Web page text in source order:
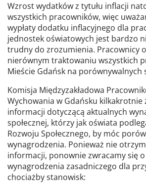
Wzrost wydatków z tytułu inflacji
wszystkich pracowników, więc
wypłaty dodatku inflacyjnego dla
jednostek oświatowych jest bardzo
trudny do zrozumienia. Pracownicy
nierównym traktowaniu wszystkich
Mieście Gdańsk na porównywalnych
Komisja Międzyzakładowa
Wychowania w Gdańsku kilkakrotnie
informacji dotyczącą aktualnych
społecznej, którzy jak oświata
Rozwoju Społecznego, by móc
wynagrodzenia. Ponieważ nie
informacji, ponownie zwracamy się
wynagrodzenia zasadniczego dla
chociażby stanowisk: